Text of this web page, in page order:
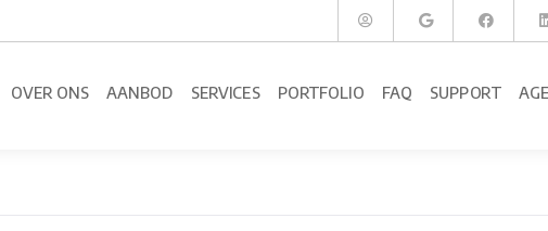
OVER ONS AANBOD SERVICES PORTFOLIO FAQ SUPPORT